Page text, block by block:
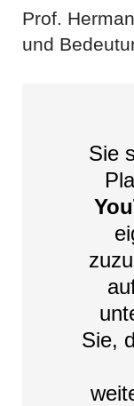
Prof.
und
Sie
Sie,